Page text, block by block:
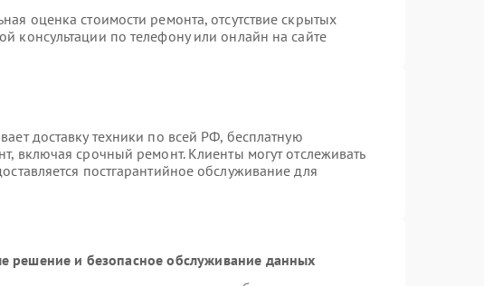
оценка стоимости ремонта, отсутствие скрытых
консультации по телефону или онлайн на сайте
доставку техники по всей РФ, бесплатную
включая срочный ремонт. Клиенты могут отслеживать
постгарантийное обслуживание для
решение и безопасное обслуживание данных